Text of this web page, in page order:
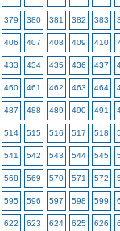
379 380 381 382 383
406 407 408 409 410
433 434 435 436 437
460 461 462 463 464
487 488 489 490 491
514 515 516 517 518
541 542 543 544 545
568 569 570 571 572
595 596 597 598 599
622 623 624 625 626